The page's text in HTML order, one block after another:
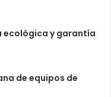
ecológica y garantía
de equipos de